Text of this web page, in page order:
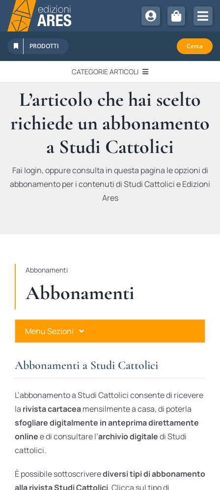
Salta
contenuto
Chi Siamo
Sostienici
Abbonamenti
Promozioni
Newsletter
PRODOTTI Cerca
CATEGORIE ARTICOLI
EDITORIALI
IN QUESTO NUMERO
RECENSIONI
L’articolo che hai scelto
richiede un abbonamento
a Studi Cattolici
Fai login, oppure consulta in questa pagina le opzioni di
abbonamento per i contenuti di Studi Cattolici e Edizioni
Ares
Abbonamenti
Abbonamenti
Menu Sezioni
Ares Gold
Ares Digital
Ares Gift Card
Abbonamenti a Studi Cattolici
L’abbonamento a Studi Cattolici consente di ricevere
la rivista cartaceamensilmente a casa, di poterla
sfogliare digitalmente in anteprima direttamente
onlinee di consultare l’archivio digitaledi Studi
cattolici.
È possibile sottoscriverediversi tipi di abbonamento
alla rivista Studi Cattolici. Clicca sul tipo di